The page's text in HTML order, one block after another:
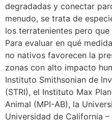
degradadas y conectar
menudo, se trata de
los terratenientes pero
Para evaluar en qué
no nativos favorecen la
zonas con alto impacto
Instituto Smithsonian de
(STRI), el Instituto Max
Animal (MPI-AB), la
Universidad de California